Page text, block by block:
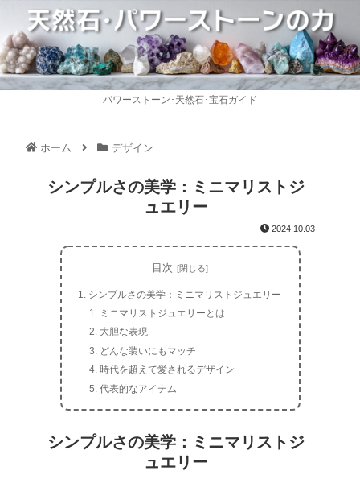
パワーストーン･天然石･宝石ガイド
ホーム デザイン
シンプルさの美学：ミニマリストジ
ュエリー
2024.10.03
目次
シンプルさの美学：ミニマリストジュエリー
ミニマリストジュエリーとは
大胆な表現
どんな装いにもマッチ
時代を超えて愛されるデザイン
代表的なアイテム
シンプルさの美学：ミニマリストジ
ュエリー